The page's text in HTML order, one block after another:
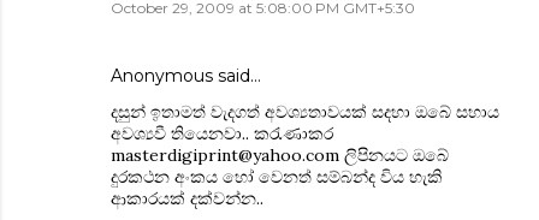
October 29, 2009 at 5:08:00 PM GMT+5:30
Anonymous said…
දසුන් ඉතාමත් වැදගත් අවශ්‍යතාවයක් සදහා ඔබේ සහාය
අවශ්‍යවී තියෙනවා.. කරැණාකර
masterdigiprint@yahoo.com ලිපිනයට ඔබේ
දුරකථන අංකය හෝ වෙනත් සම්බන්ද විය හැකි
ආකාරයක් දක්වන්න..